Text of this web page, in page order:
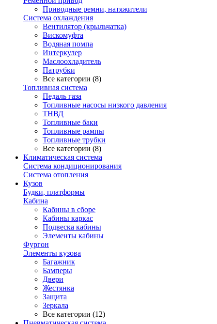
Приводные ремни, натяжители
Система охлаждения
Вентилятор (крыльчатка)
Вискомуфта
Водяная помпа
Интеркулер
Маслоохладитель
Патрубки
Все категории (8)
Топливная система
Педаль газа
Топливные насосы низкого давления
ТНВД
Топливные баки
Топливные рампы
Топливные трубки
Все категории (8)
Климатическая система
Система кондиционирования
Система отопления
Кузов
Будки, платформы
Кабина
Кабины в сборе
Кабины каркас
Подвеска кабины
Элементы кабины
Фургон
Элементы кузова
Багажник
Бамперы
Двери
Жестянка
Защита
Зеркала
Все категории (12)